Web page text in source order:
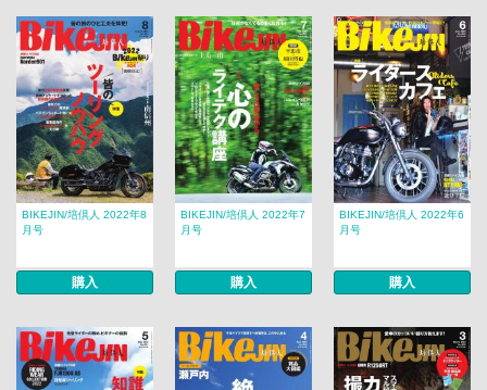
BIKEJIN/培倶人 2022年8
月号
購入
BIKEJIN/培倶人 2022年7
月号
購入
BIKEJIN/培倶人 2022年6
月号
購入